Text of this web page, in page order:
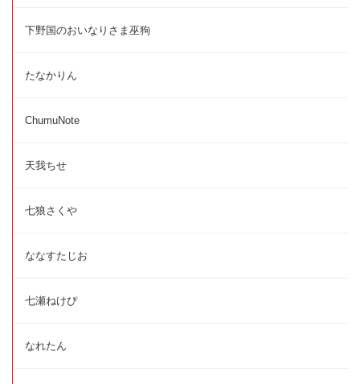
下野国のおいなりさま巫狗
たなかりん
ChumuNote
天我ちせ
七狼さくや
ななすたじお
七瀬ねけぴ
なれたん